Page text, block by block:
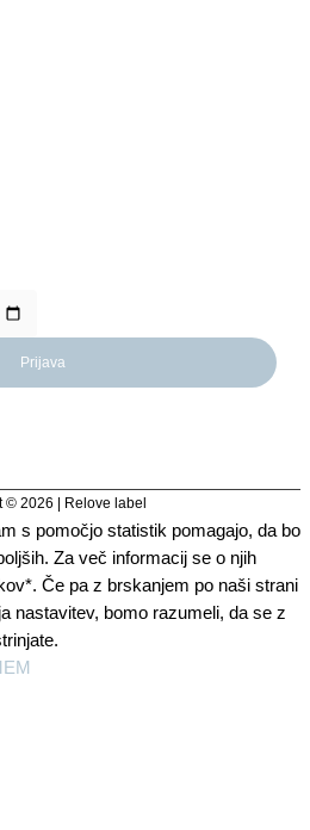
© 2026 | Relove label
s pomočjo statistik pomagajo, da bo
Za več informacij se o njih
Če pa z brskanjem po naši strani
nastavitev, bomo razumeli, da se z